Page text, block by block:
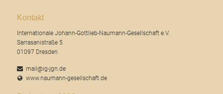
Kontakt
Internationale Johann-Gottlieb-Naumann-Gesellschaft e.V.
Sarrasanistraße 5
01097 Dresden
mail@ig-jgn.de
www.naumann-gesellschaft.de